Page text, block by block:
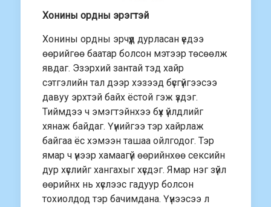
Хонины ордны эрэгтэй
Хонины ордны эрчүүд дурласан үедээ
өөрийгөө баатар болсон мэтээр төсөөлж
явдаг. Эзэрхий зантай тэд хайр
сэтгэлийн тал дээр хэзээд бүсгүйгээсээ
давуу эрхтэй байх ёстой гэж үздэг.
Тиймдээ ч эмэгтэйнхээ бүх үйлдлийг
хянаж байдаг. Үүнийгээ тэр хайрлаж
байгаа ёс хэмээн ташаа ойлгодог. Тэр
ямар ч үнээр хамаагүй өөрийнхөө сексийн
дур хүслийг хангахыг хүсдэг. Ямар нэг зүйл
өөрийнх нь хүслээс гадуур болсон
тохиолдод тэр бачимдана. Үүнээсээ л